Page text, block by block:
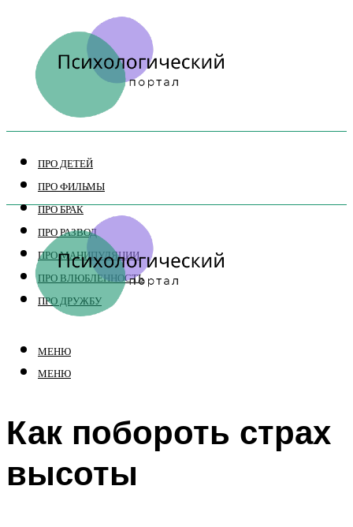
ПРО ДЕТЕЙ
ПРО ФИЛЬМЫ
ПРО БРАК
ПРО РАЗВОД
ПРО МАНИПУЛЯЦИИ
ПРО ВЛЮБЛЕННОСТЬ
ПРО ДРУЖБУ
МЕНЮ
МЕНЮ
Как побороть страх
высоты